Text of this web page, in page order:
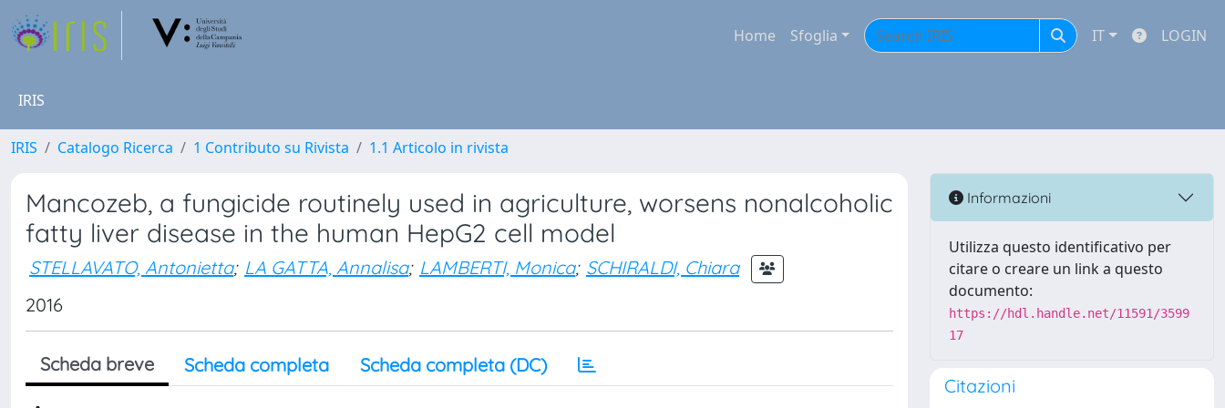
Home Sfoglia IT LOGIN
IRIS
IRIS Catalogo Ricerca 1 Contributo su Rivista 1.1 Articolo in rivista
Mancozeb, a fungicide routinely used in agriculture, worsens nonalcoholic
fatty liver disease in the human HepG2 cell model
STELLAVATO, Antonietta; LA GATTA, Annalisa; LAMBERTI, Monica; SCHIRALDI, Chiara
2016
Scheda breve Scheda completa Scheda completa (DC)
Informazioni
Utilizza questo identificativo per
citare o creare un link a questo
documento:
https://hdl.handle.net/11591/3599
17
Citazioni